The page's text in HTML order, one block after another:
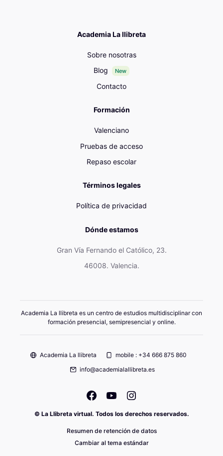
Academia La llibreta
Sobre nosotras
Blog
New
Contacto
Formación
Valenciano
Pruebas de acceso
Repaso escolar
Términos legales
Política de privacidad
Dónde estamos
Gran Vía Fernando el Católico, 23.
46008. Valencia.
Academia La llibreta es un centro de estudios multidisciplinar con
formación presencial, semipresencial y online.
Academia La llibreta
mobile : +34 666 875 860
info@academialallibreta.es
© La Llibreta virtual. Todos los derechos reservados.
Resumen de retención de datos
Cambiar al tema estándar